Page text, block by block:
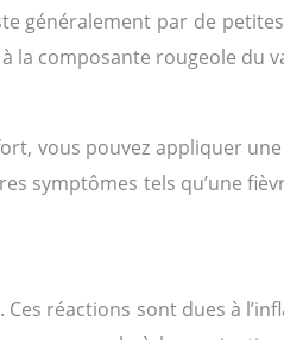
généralement par de
la composante rougeole du
vous pouvez appliquer
symptômes tels qu’une
réactions sont dues à